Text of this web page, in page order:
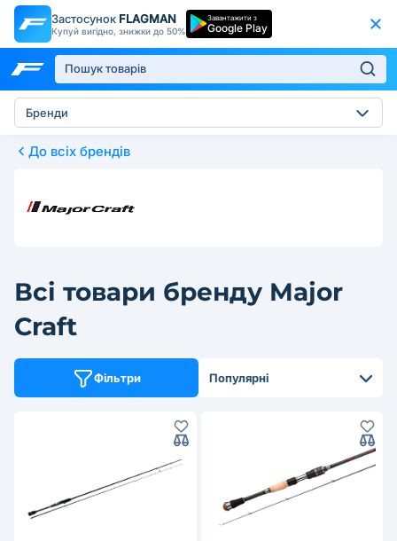
Застосунок FLAGMAN
Купуй вигідно, знижки до 50%
Завантажити з
Google Play
Бренди
До всіх брендів
Всі товари бренду Major
Craft
Фільтри Популярні